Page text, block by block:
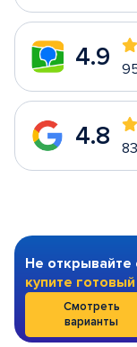
4.9
4.8
Не открывайте
купите
Смотреть
варианты